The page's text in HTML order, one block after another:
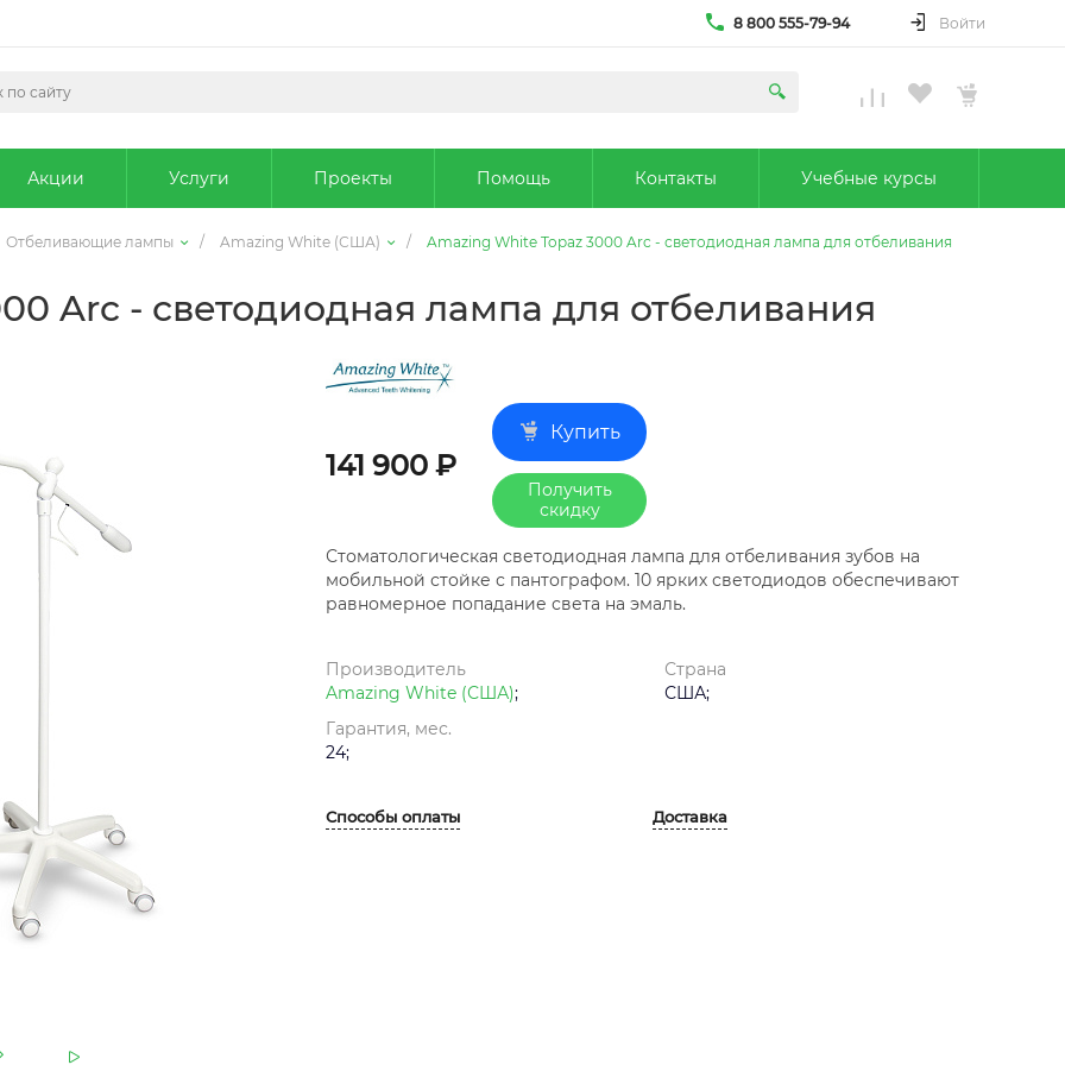
8 800 555-79-94 Войти
Акции Услуги Проекты Помощь Контакты Учебные курсы
Отбеливающие лампы / Amazing White (США) / Amazing White Topaz 3000 Arc - светодиодная лампа для отбеливания
Arc - светодиодная лампа для отбеливания
141 900 ₽
Купить
Получить
скидку
Стоматологическая светодиодная лампа для отбеливания зубов на
мобильной стойке с пантографом. 10 ярких светодиодов обеспечивают
равномерное попадание света на эмаль.
Производитель
Amazing White (США);
Страна
США;
Гарантия, мес.
24;
Способы оплаты Доставка